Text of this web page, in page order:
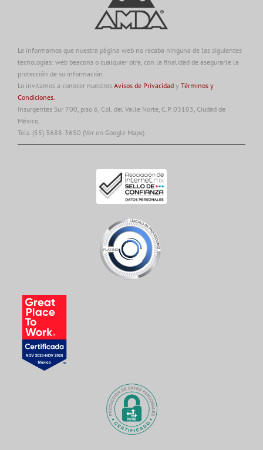
Le informamos que nuestra página web no recaba ninguna de las siguientes
tecnologías: web beacons o cualquier otra, con la finalidad de asegurarle la
protección de su información.
Lo invitamos a conocer nuestros Avisos de Privacidad y Términos y
Condiciones.
Insurgentes Sur 700, piso 6, Col. del Valle Norte, C.P. 03103, Ciudad de
México,
Tels. (55) 3688-3650 (Ver en Google Maps)